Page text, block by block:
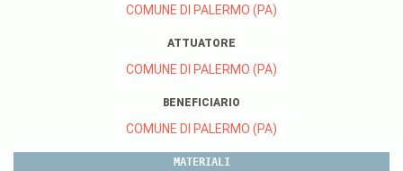
COMUNE DI PALERMO (PA)
ATTUATORE
COMUNE DI PALERMO (PA)
BENEFICIARIO
COMUNE DI PALERMO (PA)
MATERIALI